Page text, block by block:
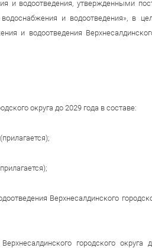
и водоотведения, утвержденными
и водоотведения», в
и водоотведения
округа до 2029 года в составе:
Верхнесалдинского
городского округа